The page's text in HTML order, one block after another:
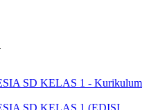
SD KELAS 1 - Kurikulum
SD KELAS 1 (EDISI